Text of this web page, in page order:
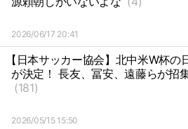
2026/06/17 20:41
【日本サッカー協会】北中米W杯
が決定！ 長友、冨安、遠藤らが招
(181)
2026/05/15 15:50